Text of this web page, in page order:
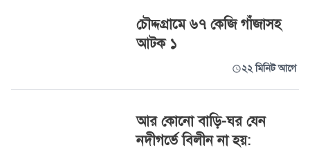
চৌদ্দগ্রামে ৬৭ কেজি গাঁজাসহ
আটক ১
২২ মিনিট আগে
আর কোনো বাড়ি-ঘর যেন
নদীগর্ভে বিলীন না হয়: